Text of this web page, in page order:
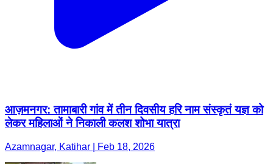
आज़मनगर: तामाबारी गांव में तीन दिवसीय हरि नाम संस्कृतं यज्ञ को
लेकर महिलाओं ने निकाली कलश शोभा यात्रा
Azamnagar, Katihar | Feb 18, 2026